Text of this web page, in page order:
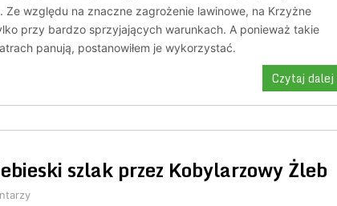
Ze względu na znaczne zagrożenie lawinowe, na Krzyżne
przy bardzo sprzyjających warunkach. A ponieważ takie
panują, postanowiłem je wykorzystać.
Czytaj dalej
szlak przez Kobylarzowy Żleb